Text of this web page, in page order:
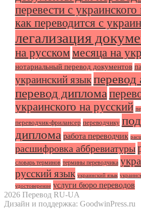
перевести с
как переводится с
легализация
на русском месяца на
нотариальный перевод документов
украинский языкперевод
перевод диплома
украинского на русский
переводчик-фрилансер переводчику
диплома работа переводчик
расшифровка аббревиатуры
словарь терминов термины переводчика
русский язык украинский язык
удостоверение услуги бюро переводов
2026 Перевод RU-UA
Дизайн и поддержка: GoodwinPress.ru